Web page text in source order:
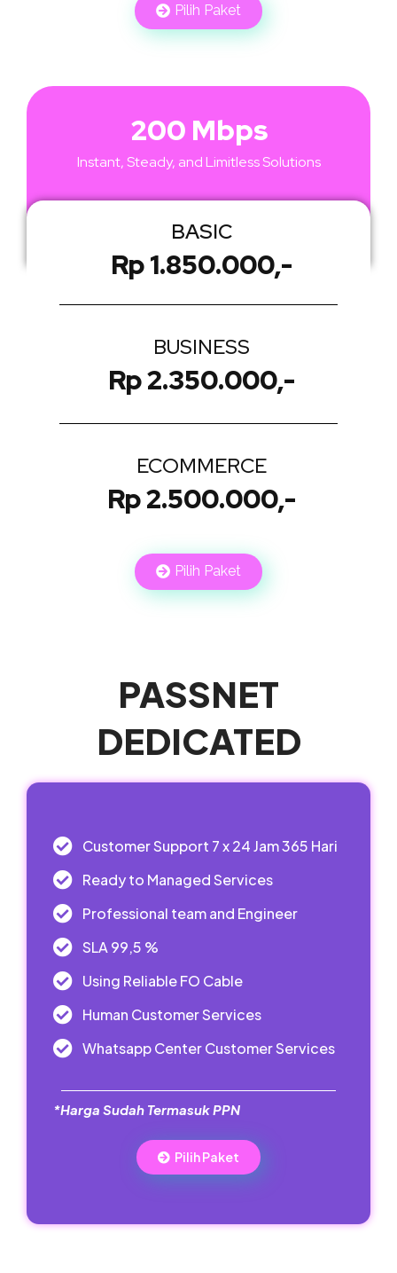
Pilih Paket
200 Mbps
Instant, Steady, and Limitless Solutions
BASIC
Rp 1.850.000,-
BUSINESS
Rp 2.350.000,-
ECOMMERCE
Rp 2.500.000,-
Pilih Paket
PASSNET
DEDICATED
Customer Support 7 x 24 Jam 365 Hari
Ready to Managed Services
Professional team and Engineer
SLA 99,5 %
Using Reliable FO Cable
Human Customer Services
Whatsapp Center Customer Services
*Harga Sudah Termasuk PPN
Pilih Paket